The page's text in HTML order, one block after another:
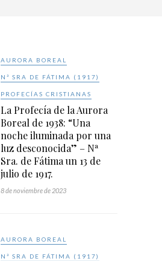
AURORA BOREAL
Nª SRA DE FÁTIMA (1917)
PROFECÍAS CRISTIANAS
La Profecía de la Aurora
Boreal de 1938: “Una
noche iluminada por una
luz desconocida” – Nª
Sra. de Fátima un 13 de
julio de 1917.
8 de noviembre de 2023
AURORA BOREAL
Nª SRA DE FÁTIMA (1917)